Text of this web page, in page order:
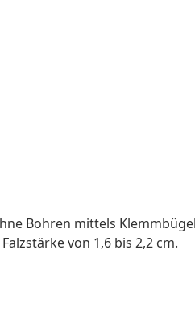
Bohren mittels
von 1,6 bis 2,2 cm.